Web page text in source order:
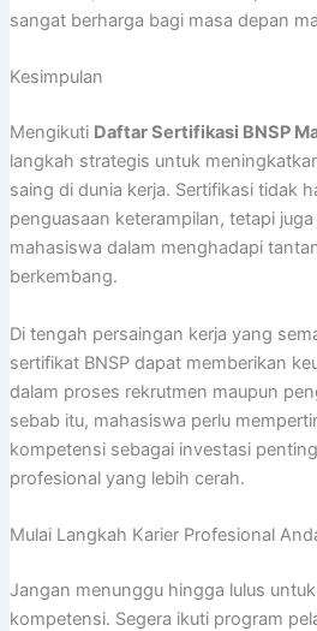
sangat berharga bagi masa depan
Kesimpulan
Mengikuti Daftar Sertifikasi BNSP
langkah strategis untuk
saing di dunia kerja. Sertifikasi tidak
penguasaan keterampilan, tetapi
mahasiswa dalam menghadapi
berkembang.
Di tengah persaingan kerja yang
sertifikat BNSP dapat memberikan
dalam proses rekrutmen maupun
sebab itu, mahasiswa perlu
kompetensi sebagai investasi
profesional yang lebih cerah.
Mulai Langkah Karier Profesional
Jangan menunggu hingga lulus
kompetensi. Segera ikuti program